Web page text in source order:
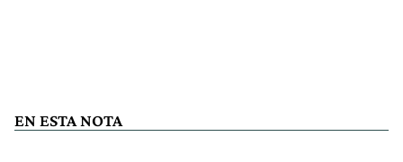
EN ESTA NOTA